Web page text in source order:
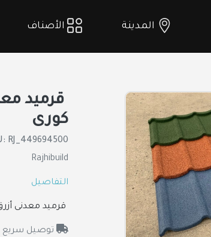
المدينة الأصناف
كورى
RJ_449694500
Rajhibuild
التفاصيل
قرميد معدنى أزرق 4 مم 42 × 134 سم
توصيل سريع